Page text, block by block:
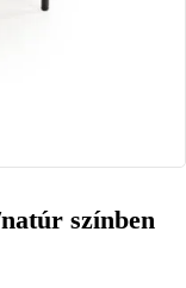
színben